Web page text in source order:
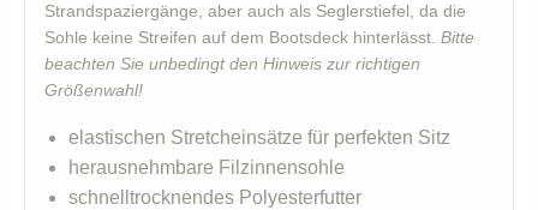
Strandspaziergänge, aber auch als Seglerstiefel, da die
Sohle keine Streifen auf dem Bootsdeck hinterlässt. Bitte
beachten Sie unbedingt den Hinweis zur richtigen
Größenwahl!
elastischen Stretcheinsätze für perfekten Sitz
herausnehmbare Filzinnensohle
schnelltrocknendes Polyesterfutter